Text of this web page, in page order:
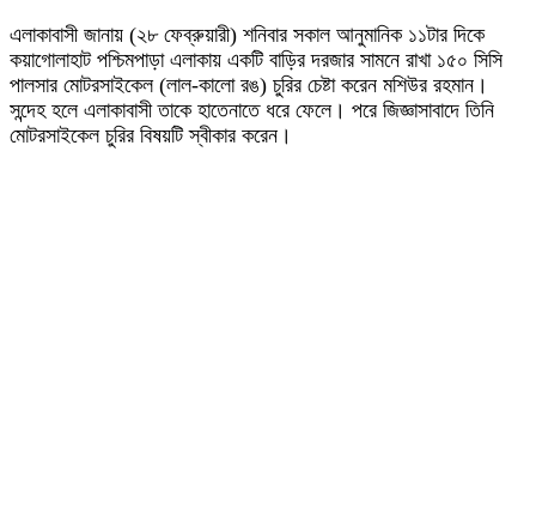
এলাকাবাসী জানায় (২৮ ফেব্রুয়ারী) শনিবার সকাল আনুমানিক ১১টার দিকে
কয়াগোলাহাট পশ্চিমপাড়া এলাকায় একটি বাড়ির দরজার সামনে রাখা ১৫০ সিসি
পালসার মোটরসাইকেল (লাল-কালো রঙ) চুরির চেষ্টা করেন মশিউর রহমান।
সন্দেহ হলে এলাকাবাসী তাকে হাতেনাতে ধরে ফেলে। পরে জিজ্ঞাসাবাদে তিনি
মোটরসাইকেল চুরির বিষয়টি স্বীকার করেন।